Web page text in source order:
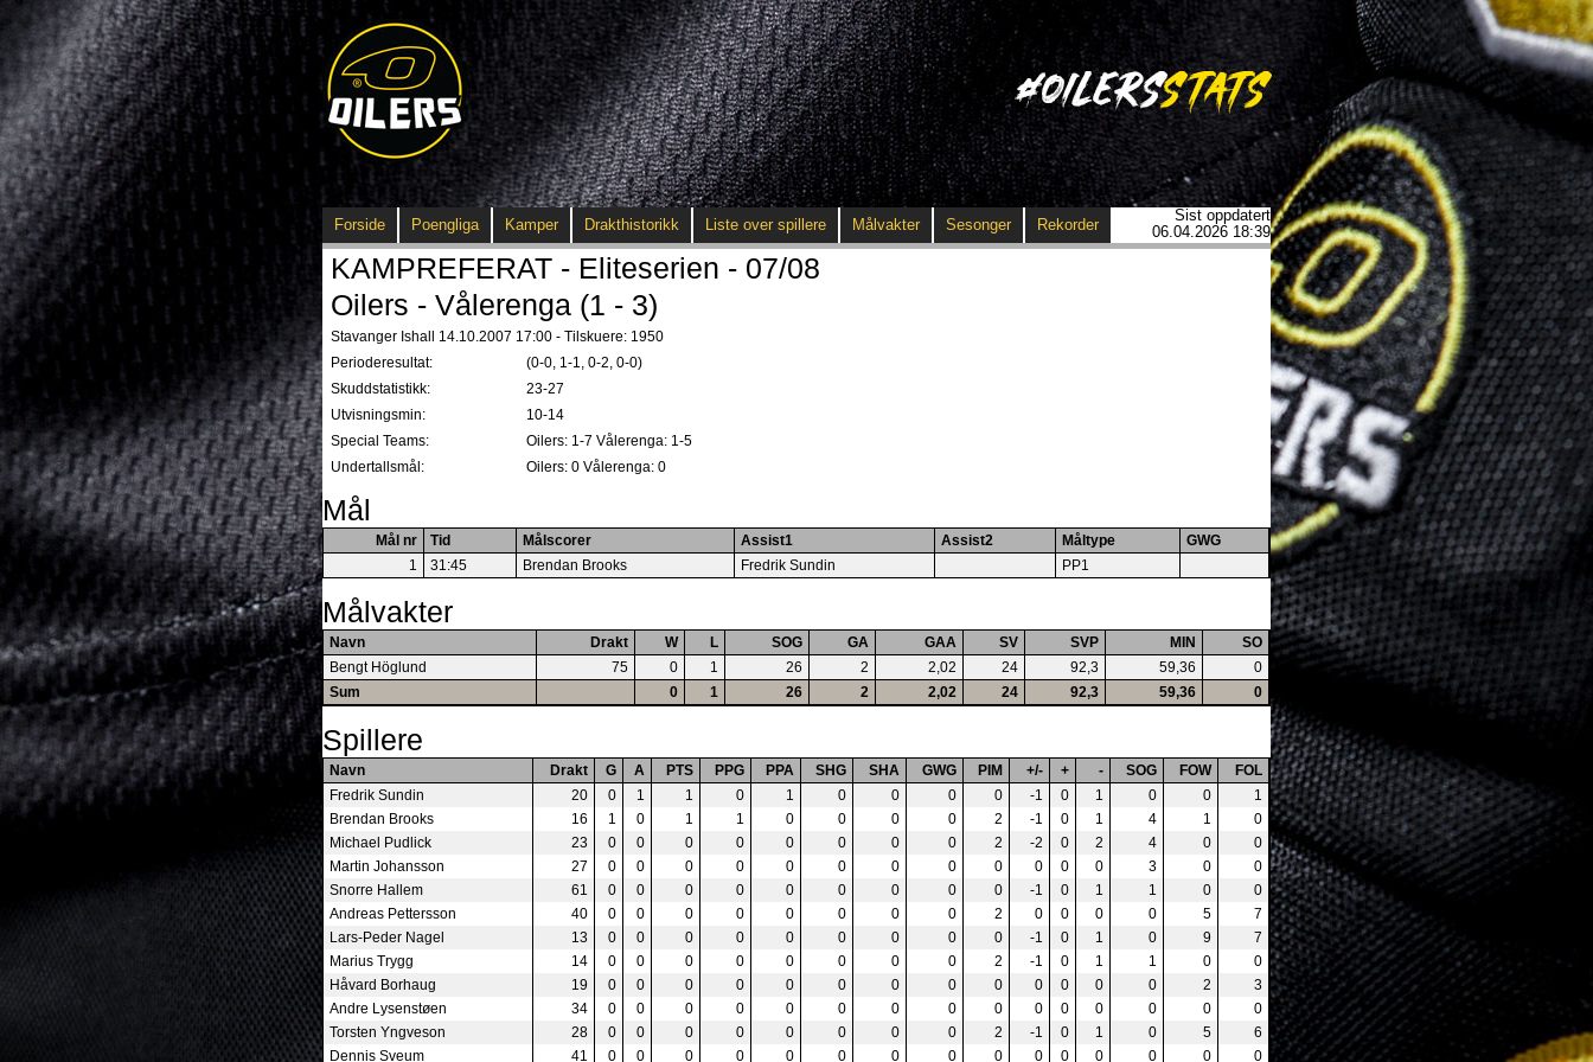
Forside Poengliga Kamper Drakthistorikk Liste over spillere Målvakter Sesonger Rekorder
Sist oppdatert
06.04.2026 18:39
KAMPREFERAT - Eliteserien - 07/08
Oilers - Vålerenga (1 - 3)
Stavanger Ishall 14.10.2007 17:00 - Tilskuere: 1950
Perioderesultat:
(0-0, 1-1, 0-2, 0-0)
Skuddstatistikk:
23-27
Utvisningsmin:
10-14
Special Teams:
Oilers: 1-7 Vålerenga: 1-5
Undertallsmål:
Oilers: 0 Vålerenga: 0
Mål
Mål nr Tid Målscorer Assist1 Assist2 Måltype
GWG
1
31:45 Brendan Brooks Fredrik Sundin PP1
Målvakter
Navn Drakt W L SOG GA GAA SV SVP MIN
SO
Bengt Höglund
75 0 1 26 2 2,02 24 92,3 59,36
0
Sum
0 1 26 2 2,02 24 92,3 59,36 0
Spillere
Navn Drakt G A PTS PPG PPA SHG SHA GWG PIM +/- + - SOG FOW
FOL
Fredrik Sundin
20 0 1 1 0 1 0 0 0 0 -1 0 1 0 0
1
Brendan Brooks
16 1 0 1 1 0 0 0 0 2 -1 0 1 4 1
0
Michael Pudlick
23 0 0 0 0 0 0 0 0 2 -2 0 2 4 0
0
Martin Johansson
27 0 0 0 0 0 0 0 0 0 0 0 0 3 0
0
Snorre Hallem
61 0 0 0 0 0 0 0 0 0 -1 0 1 1 0
0
Andreas Pettersson
40 0 0 0 0 0 0 0 0 2 0 0 0 0 5
7
Lars-Peder Nagel
13 0 0 0 0 0 0 0 0 0 -1 0 1 0 9
7
Marius Trygg
14 0 0 0 0 0 0 0 0 2 -1 0 1 1 0
0
Håvard Borhaug
19 0 0 0 0 0 0 0 0 0 0 0 0 0 2
3
Andre Lysenstøen
34 0 0 0 0 0 0 0 0 0 0 0 0 0 0
0
Torsten Yngveson
28 0 0 0 0 0 0 0 0 2 -1 0 1 0 5
6
Dennis Sveum
41 0 0 0 0 0 0 0 0 0 0 0 0 0 0 0